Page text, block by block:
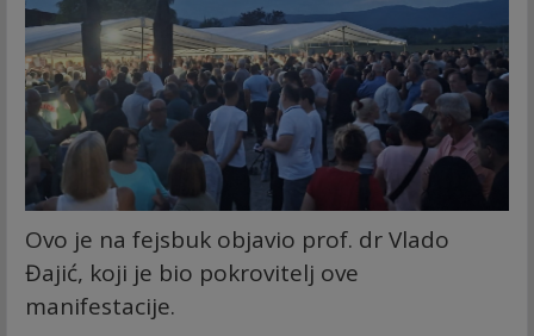
Ovo je na fejsbuk objavio prof. dr Vlado
Đajić, koji je bio pokrovitelj ove
manifestacije.